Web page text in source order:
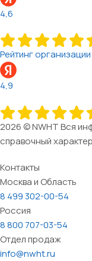
4,6
Рейтинг
4,9
2026 © NWHT Вся
справочный
Контакты
Москва и Область
8 499 302-00-54
Россия
8 800 707-03-54
Отдел продаж
info@nwht.ru